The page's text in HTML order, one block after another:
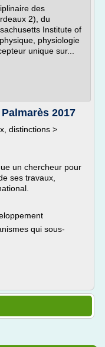
des
2), du
Institute of
physiologie
unique sur...
2017
distinctions >
un chercheur pour
ses travaux,
qui sous-